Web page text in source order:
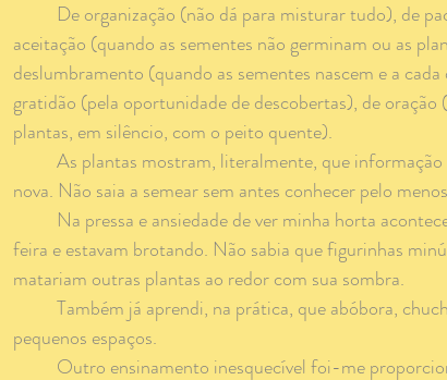
aceitação (quando as sementes não germinam ou as
deslumbramento (quando as sementes nascem e a
gratidão (pela oportunidade de descobertas), de
plantas, em silêncio, com o peito quente).
nova. Não saia a semear sem antes conhecer pelo
feira e estavam brotando. Não sabia que figurinhas
matariam outras plantas ao redor com sua sombra.
pequenos espaços.